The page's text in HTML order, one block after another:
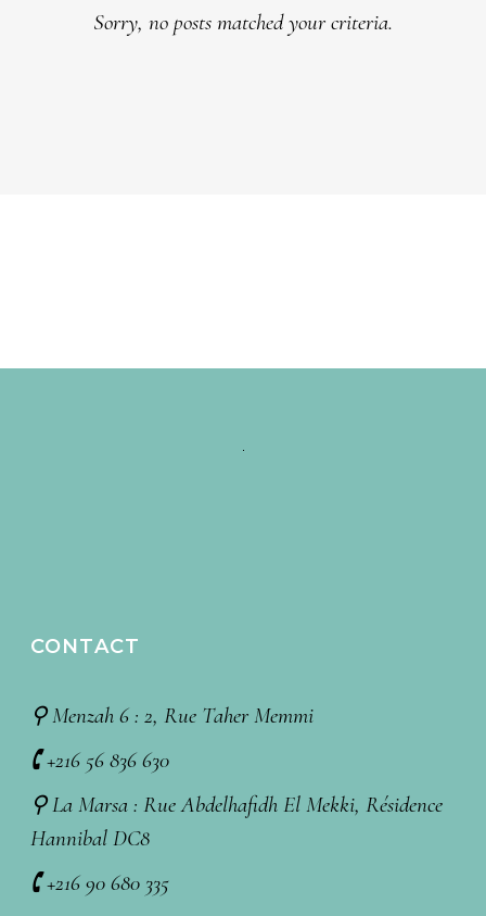
Sorry, no posts matched your criteria.
CONTACT
⚲ Menzah 6 : 2, Rue Taher Memmi
🕻 +216 56 836 630
⚲ La Marsa : Rue Abdelhafidh El Mekki, Résidence
Hannibal DC8
🕻 +216 90 680 335